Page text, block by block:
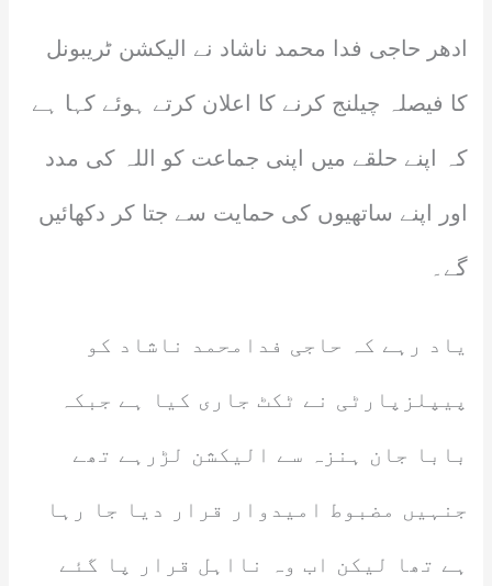
ادھر حاجی فدا محمد ناشاد نے الیکشن ٹریبونل
کا فیصلہ چیلنج کرنے کا اعلان کرتے ہوئے کہا ہے
کہ اپنے حلقے میں اپنی جماعت کو اللہ کی مدد
اور اپنے ساتھیوں کی حمایت سے جتا کر دکھائیں
گے۔
یاد رہے کہ حاجی فدامحمد ناشاد کو
پیپلزپارٹی نے ٹکٹ جاری کیا ہے جبکہ
بابا جان ہنزہ سے الیکشن لڑرہے تھے
جنہیں مضبوط امیدوار قرار دیا جا رہا
ہے تھا لیکن اب وہ نااہل قرار پا گئے